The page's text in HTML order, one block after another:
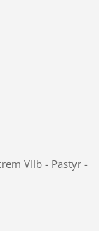
VIIb - Pastyr -